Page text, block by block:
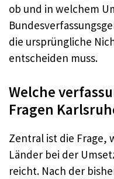
ob und in welchem
die ursprüngliche
entscheiden muss.
Welche
Fragen
Zentral ist die Frage,
Länder bei der
reicht. Nach der